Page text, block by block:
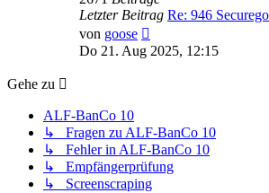
Letzter Beitrag Re: 946
von goose
Beitrag
Do 21. Aug 2025, 12:15
Gehe zu
ALF-BanCo 10
↳ Fragen zu ALF-BanCo 10
↳ Fehler in ALF-BanCo 10
↳ Empfängerprüfung
↳ Screenscraping